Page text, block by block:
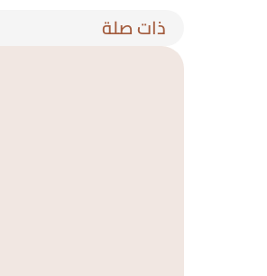
ذات صلة